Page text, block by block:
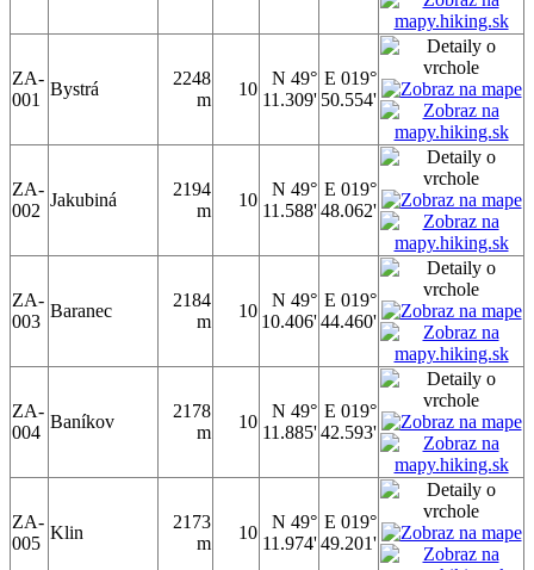
ZA-
001
Bystrá
2248
m
10
N 49°
11.309'
E 019°
50.554'
ZA-
002
Jakubiná
2194
m
10
N 49°
11.588'
E 019°
48.062'
ZA-
003
Baranec
2184
m
10
N 49°
10.406'
E 019°
44.460'
ZA-
004
Baníkov
2178
m
10
N 49°
11.885'
E 019°
42.593'
ZA-
005
Klin
2173
m
10
N 49°
11.974'
E 019°
49.201'